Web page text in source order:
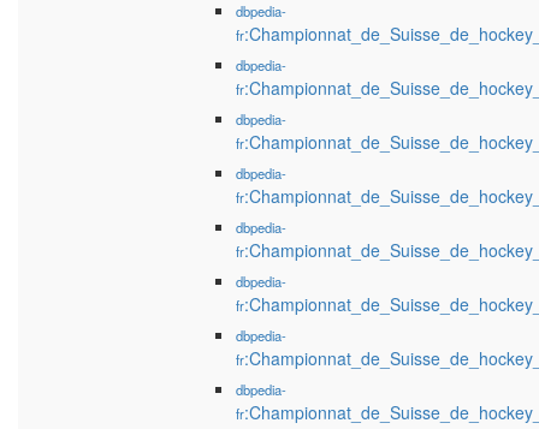
dbpedia-
fr
dbpedia-
fr
dbpedia-
fr
dbpedia-
fr
dbpedia-
fr
dbpedia-
fr
dbpedia-
fr
dbpedia-
fr